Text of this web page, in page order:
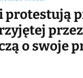
protestują
o swoje